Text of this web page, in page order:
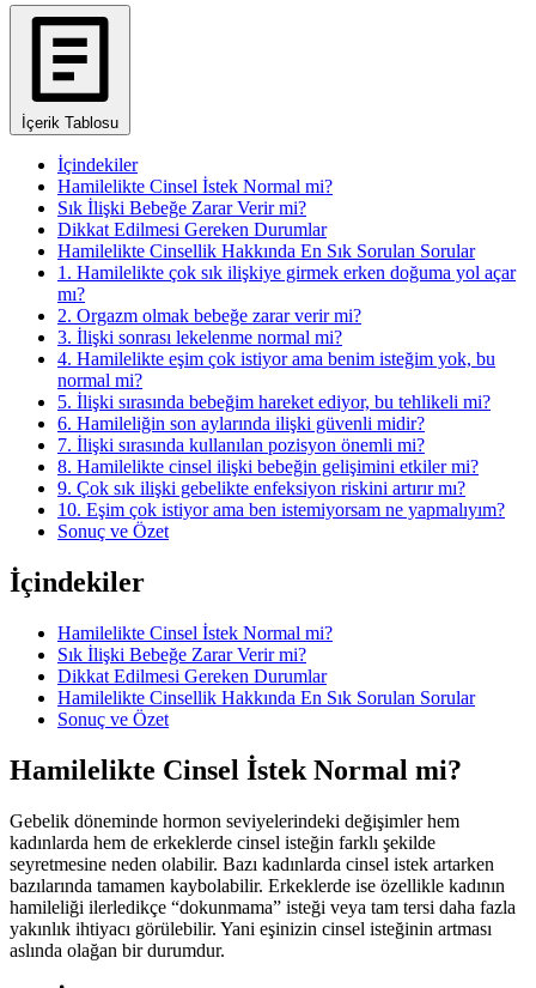
İçerik Tablosu
İçindekiler
Hamilelikte Cinsel İstek Normal mi?
Sık İlişki Bebeğe Zarar Verir mi?
Dikkat Edilmesi Gereken Durumlar
Hamilelikte Cinsellik Hakkında En Sık Sorulan Sorular
1. Hamilelikte çok sık ilişkiye girmek erken doğuma yol açar
mı?
2. Orgazm olmak bebeğe zarar verir mi?
3. İlişki sonrası lekelenme normal mi?
4. Hamilelikte eşim çok istiyor ama benim isteğim yok, bu
normal mi?
5. İlişki sırasında bebeğim hareket ediyor, bu tehlikeli mi?
6. Hamileliğin son aylarında ilişki güvenli midir?
7. İlişki sırasında kullanılan pozisyon önemli mi?
8. Hamilelikte cinsel ilişki bebeğin gelişimini etkiler mi?
9. Çok sık ilişki gebelikte enfeksiyon riskini artırır mı?
10. Eşim çok istiyor ama ben istemiyorsam ne yapmalıyım?
Sonuç ve Özet
İçindekiler
Hamilelikte Cinsel İstek Normal mi?
Sık İlişki Bebeğe Zarar Verir mi?
Dikkat Edilmesi Gereken Durumlar
Hamilelikte Cinsellik Hakkında En Sık Sorulan Sorular
Sonuç ve Özet
Hamilelikte Cinsel İstek Normal mi?
Gebelik döneminde hormon seviyelerindeki değişimler hem
kadınlarda hem de erkeklerde cinsel isteğin farklı şekilde
seyretmesine neden olabilir. Bazı kadınlarda cinsel istek artarken
bazılarında tamamen kaybolabilir. Erkeklerde ise özellikle kadının
hamileliği ilerledikçe “dokunmama” isteği veya tam tersi daha fazla
yakınlık ihtiyacı görülebilir. Yani eşinizin cinsel isteğinin artması
aslında olağan bir durumdur.